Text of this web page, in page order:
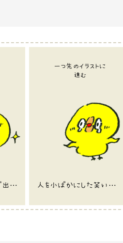
感動いっぱいで涙まで出ちゃうひよこ
一つ先のイラストに
進む
人を小ばかにした笑い方をするタイプのひよこ